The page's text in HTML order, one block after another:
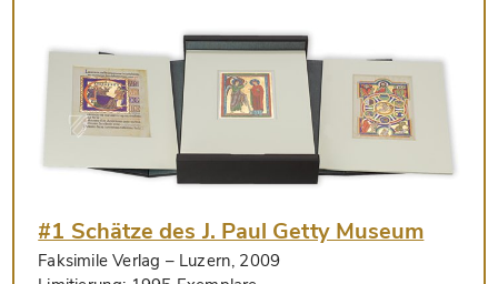
#1 Schätze des J. Paul Getty Museum
Faksimile Verlag – Luzern, 2009